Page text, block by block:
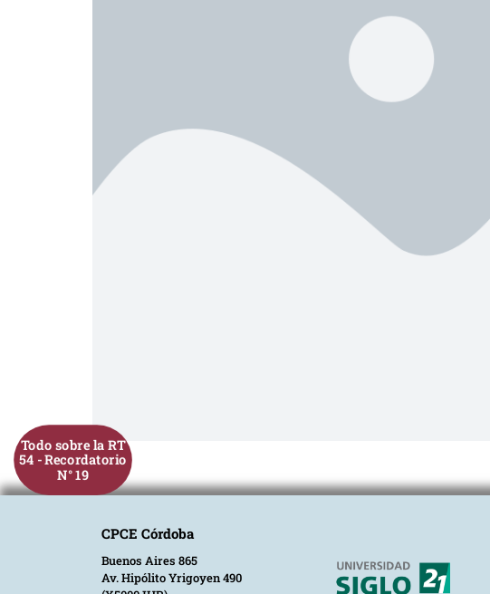
Todo sobre la RT
54 - Recordatorio
N° 19
CPCE Córdoba
Buenos Aires 865
Av. Hipólito Yrigoyen 490